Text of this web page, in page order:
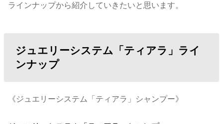
ラインナップから紹介していきたいと思います。
ジュエリーシステム「ティアラ」ライ
ンナップ
《ジュエリーシステム「ティアラ」シャンプー》